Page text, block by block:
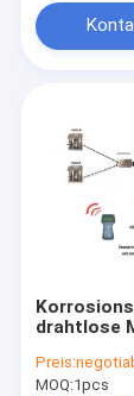
Boden-
LKW-
Digital
drahtlose
Preis:
MOQ:1pcs